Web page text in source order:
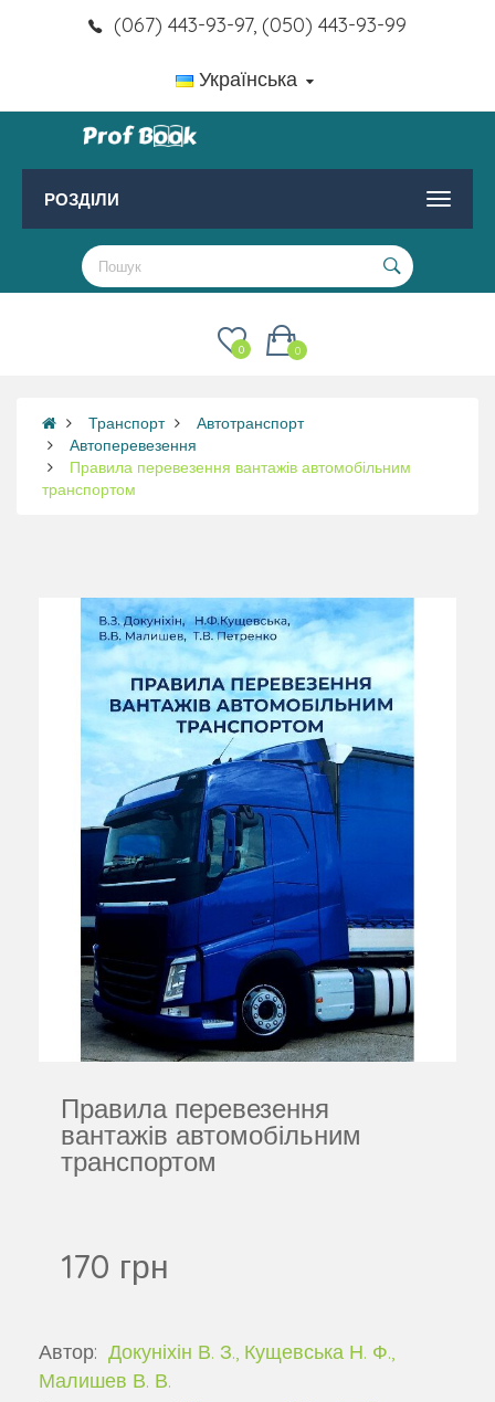
(067) 443-93-97, (050) 443-93-99
Українська
РОЗДІЛИ
0
0
Транспорт
Автотранспорт
Автоперевезення
Правила перевезення вантажів автомобільним
транспортом
Правила перевезення
вантажів автомобільним
транспортом
170 грн
Автор: Докуніхін В. З., Кущевська Н. Ф.,
Малишев В. В.